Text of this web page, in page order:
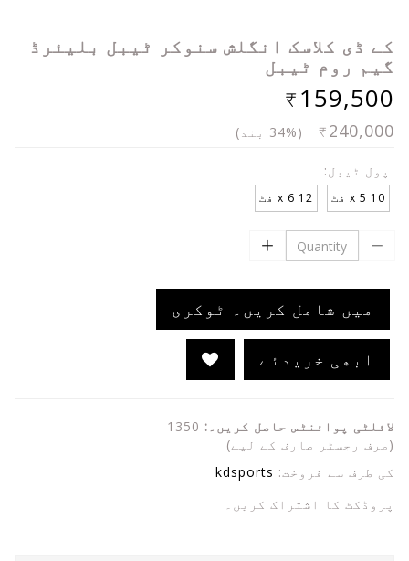
کے ڈی کلاسک انگلش سنوکر ٹیبل بلیئرڈ
گیم روم ٹیبل
₹159,500
₹240,000 (34% بند)
پول ٹیبل:
10 x 5 فٹ 12 x 6 فٹ
میں شامل کریں۔ ٹوکری
ابھی خریدئے
لائلٹی پوائنٹس حاصل کریں۔:
(صرف رجسٹر صارف کے لیے)
کی طرف سے فروخت: kdsports
پروڈکٹ کا اشتراک کریں۔